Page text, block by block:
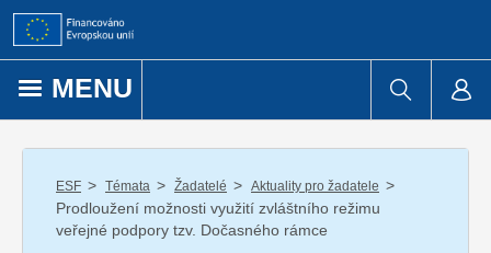
Přejít k obsahu
MENU
ESF / Témata / Žadatelé / Aktuality pro žadatele /
Prodloužení možnosti využití zvláštního režimu
veřejné podpory tzv. Dočasného rámce